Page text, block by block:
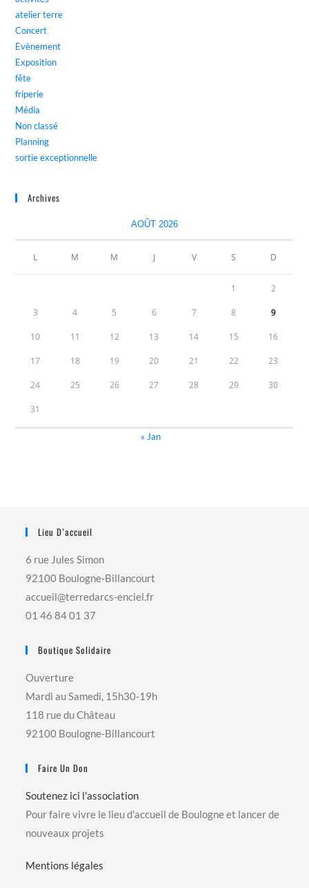
atelier terre
Concert
Evènement
Exposition
fête
friperie
Média
Non classé
Planning
sortie exceptionnelle
Archives
AOÛT 2026
L M M J V S D
1 2
3 4 5 6 7 8 9
10 11 12 13 14 15 16
17 18 19 20 21 22 23
24 25 26 27 28 29 30
31
« Jan
Lieu D’accueil
6 rue Jules Simon
92100 Boulogne-Billancourt
accueil@terredarcs-enciel.fr
01 46 84 01 37
Boutique Solidaire
Ouverture
Mardi au Samedi, 15h30-19h
118 rue du Château
92100 Boulogne-Billancourt
Faire Un Don
Soutenez ici l'association
Pour faire vivre le lieu d'accueil de Boulogne et lancer de
nouveaux projets
Mentions légales